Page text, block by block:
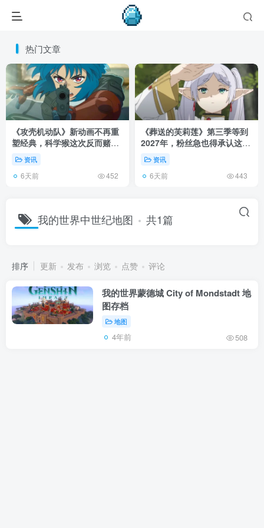
热门文章
《攻壳机动队》新动画不再重
塑经典，科学猴这次反而赌对
了！资讯
6天前 452
《葬送的芙莉莲》第三季等到
2027年，粉丝急也得承认这次
慢得有道理！
资讯
6天前 443
我的世界中世纪地图 共1篇
排序 更新 发布 浏览 点赞 评论
我的世界蒙德城 City of Mondstadt 地
图存档
地图
4年前 508